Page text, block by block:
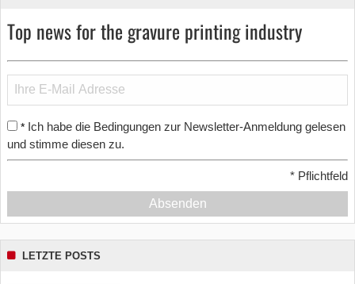
Top news for the gravure printing industry
* Ich habe die Bedingungen zur Newsletter-Anmeldung gelesen
und stimme diesen zu.
* Pflichtfeld
Absenden
LETZTE POSTS